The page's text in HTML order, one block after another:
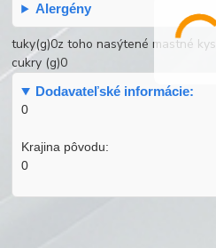
Alergény
tuky(g)0z toho nasýtené mastné
cukry (g)0
Dodavateľské informácie:
0
Krajina pôvodu:
0